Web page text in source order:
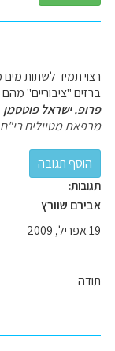
רצוי תמיד לשתות
ברזים "ציבוריים"
פרופ. ישראל פוטסמן
מרפאת מטיילים בי"ח
תגובות:
אבירם שוורץ
19 אפריל, 2009
תודה